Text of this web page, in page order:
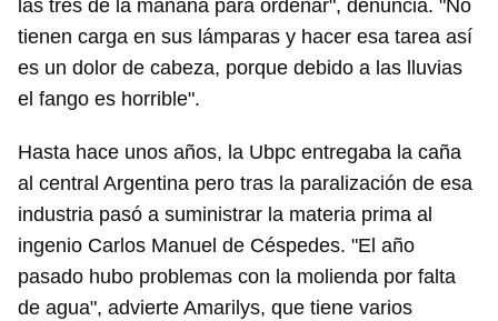
las tres de la mañana para ordeñar", denuncia. "No
tienen carga en sus lámparas y hacer esa tarea así
es un dolor de cabeza, porque debido a las lluvias
el fango es horrible".
Hasta hace unos años, la Ubpc entregaba la caña
al central Argentina pero tras la paralización de esa
industria pasó a suministrar la materia prima al
ingenio Carlos Manuel de Céspedes. "El año
pasado hubo problemas con la molienda por falta
de agua", advierte Amarilys, que tiene varios